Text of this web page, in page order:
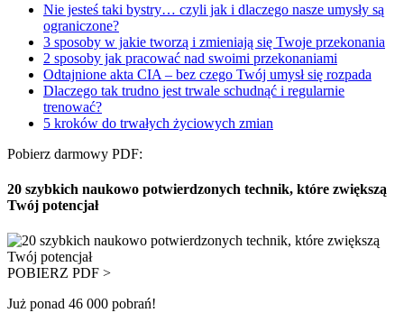
Nie jesteś taki bystry… czyli jak i dlaczego nasze umysły są
ograniczone?
​​​​3 sposoby w jakie tworzą i zmieniają się Twoje przekonania
2 sposoby jak pracować nad swoimi przekonaniami
Odtajnione akta CIA – bez czego Twój umysł się rozpada
Dlaczego tak trudno jest trwale schudnąć i regularnie
trenować?
5 kroków do trwałych życiowych zmian
Pobierz darmowy PDF:
20 szybkich naukowo potwierdzonych technik, które zwiększą
Twój potencjał
POBIERZ PDF >
Już ponad 46 000 pobrań!